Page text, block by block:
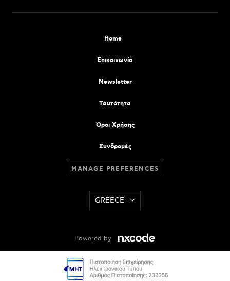
Home
Επικοινωνία
Newsletter
Tαυτότητα
Όροι Χρήσης
Συνδρομές
MANAGE PREFERENCES
GREECE
Powered by